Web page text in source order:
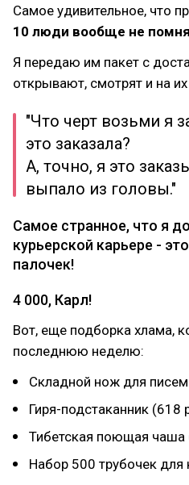
Самое удивительное, что
10 люди вообще не
Я передаю им пакет с
открывают, смотрят и на их
"Что черт возьми я
это заказала?
А, точно, я это
выпало из головы."
Самое странное, что я
курьерской карьере -
палочек!
4 000, Карл!
Вот, еще подборка хлама,
последнюю неделю:
Складной нож для
Гиря-подстаканник (618
Тибетская поющая чаша
Набор 500 трубочек для